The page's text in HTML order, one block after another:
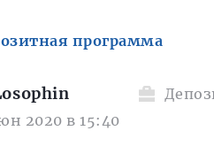
программа
2020 в 15:40